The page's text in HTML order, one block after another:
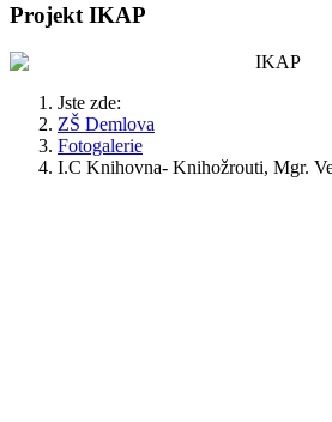
Projekt IKAP
Jste zde:
ZŠ Demlova
Fotogalerie
I.C Knihovna- Knihožrouti, Mgr.